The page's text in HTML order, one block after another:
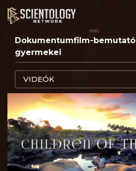
Dokumentumfilm-bemutató
gyermekei
VIDEÓK